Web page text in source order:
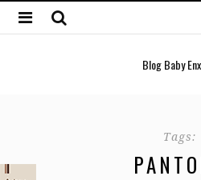
Blog Baby
Tags: